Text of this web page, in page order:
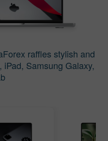
raffles stylish and
Samsung Galaxy,